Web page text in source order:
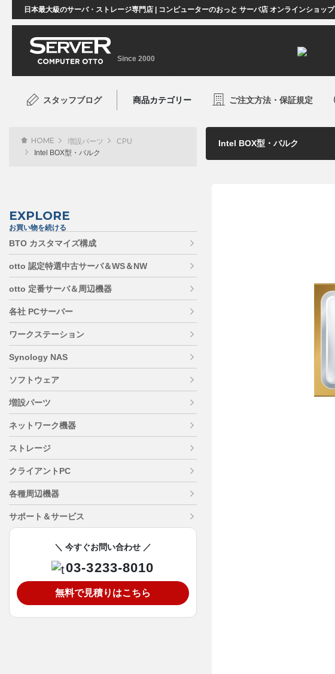
日本最大級のサーバ・ストレージ専門店 | コンピューターのおっと サーバ店 オンラインショップ
Since 2000
スタッフブログ 商品カテゴリー ご注文方法・保証規定
HOME 増設パーツ
CPU
Intel BOX型・バルク
EXPLORE
お買い物を続ける
BTO カスタマイズ構成
otto 認定特選中古サーバ＆WS＆NW
otto 定番サーバ＆周辺機器
各社 PCサーバー
ワークステーション
Synology NAS
ソフトウェア
増設パーツ
ネットワーク機器
ストレージ
クライアントPC
各種周辺機器
サポート＆サービス
＼ 今すぐお問い合わせ ／
03-3233-8010
無料で見積りはこちら